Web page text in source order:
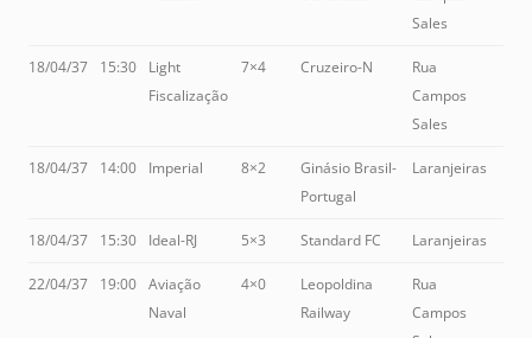
Sales
18/04/37 15:30
Light
Fiscalização
7×4 Cruzeiro-N
Rua
Campos
Sales
18/04/37 14:00 Imperial 8×2
Ginásio Brasil-
Portugal
Laranjeiras
18/04/37 15:30 Ideal-RJ 5×3 Standard FC Laranjeiras
22/04/37 19:00 Aviação
Naval
4×0
Leopoldina
Railway
Rua
Campos